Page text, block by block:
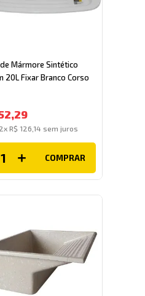
Mármore Sintético
20L Fixar Branco Corso
,29
2xR$ 126 14 sem juros
COMPRAR